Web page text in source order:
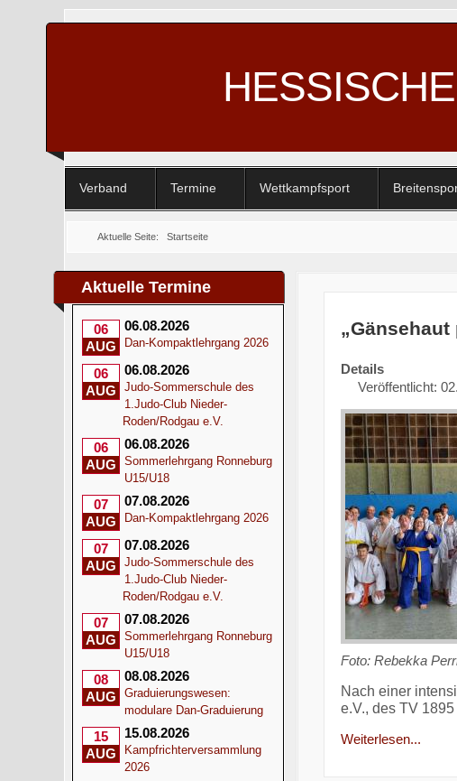
Verband Termine Wettkampfsport
Aktuelle Seite:Startseite
Aktuelle Termine
06
AUG
06.08.2026
Dan-Kompaktlehrgang 2026
06
AUG
06.08.2026
Judo-Sommerschule des
1.Judo-Club Nieder-
Roden/Rodgau e.V.
06
AUG
06.08.2026
Sommerlehrgang Ronneburg
U15/U18
07
AUG
07.08.2026
Dan-Kompaktlehrgang 2026
07
AUG
07.08.2026
Judo-Sommerschule des
1.Judo-Club Nieder-
Roden/Rodgau e.V.
07
AUG
07.08.2026
Sommerlehrgang Ronneburg
U15/U18
08
AUG
08.08.2026
Graduierungswesen:
modulare Dan-Graduierung
15
AUG
15.08.2026
Kampfrichterversammlung
2026
Details
Veröffentlicht:
Foto: Rebekka
Nach einer
e.V., des TV
Weiterlesen...